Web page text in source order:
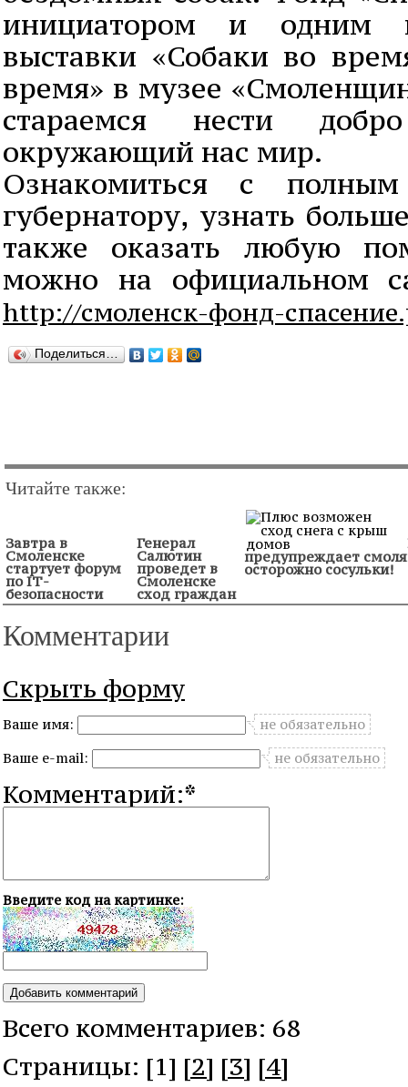
инициатором и одним
выставки «Собаки во
время» в музее
стараемся нести
окружающий нас мир.
Ознакомиться с
губернатору, узнать
также оказать любую
можно на официальном
http://смоленск-фонд-
Поделиться…
Читайте также:
Завтра в
Смоленске
стартует форум
по IТ-
безопасности
Генерал
Салютин
проведет в
Смоленске
сход граждан
предупреждает
осторожно сосульки!
Комментарии
Скрыть форму
Ваше имя:
не обязательно
Ваше e-mail:
не обязательно
Комментарий:*
Введите код на картинке:
Всего комментариев: 68
Cтраницы: [1] [2] [3] [4]